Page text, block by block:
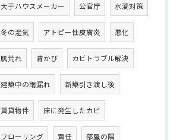
大手ハウスメーカー 公官庁 水滴対策
冬の湿気 アトピー性皮膚炎 悪化
肌荒れ 青かび カビトラブル解決
建築中の雨漏れ 新築引き渡し後
賃貸物件 床に発生したカビ
フローリング 責任 部屋の隅